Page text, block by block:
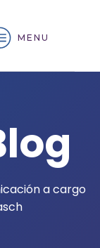
MENU
a cargo